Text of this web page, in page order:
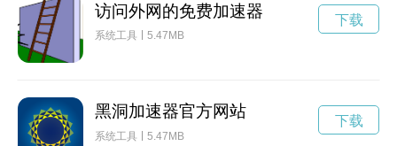
访问外网的免费加速器
系统工具 5.47MB
下载
黑洞加速器官方网站
系统工具 5.47MB
下载